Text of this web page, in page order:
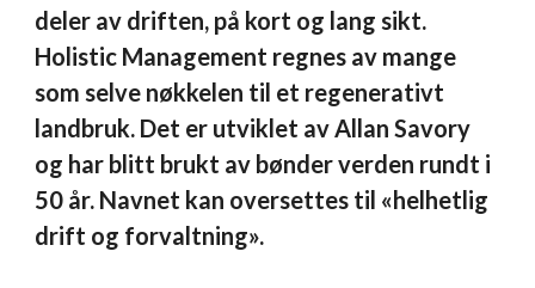
deler av driften, på kort og lang sikt.
Holistic Management regnes av mange
som selve nøkkelen til et regenerativt
landbruk. Det er utviklet av Allan Savory
og har blitt brukt av bønder verden rundt i
50 år. Navnet kan oversettes til «helhetlig
drift og forvaltning».